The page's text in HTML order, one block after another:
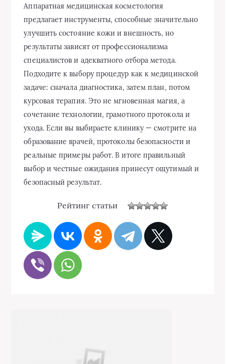
Аппаратная медицинская косметология
предлагает инструменты, способные значительно
улучшить состояние кожи и внешность, но
результаты зависят от профессионализма
специалистов и адекватного отбора метода.
Подходите к выбору процедур как к медицинской
задаче: сначала диагностика, затем план, потом
курсовая терапия. Это не мгновенная магия, а
сочетание технологии, грамотного протокола и
ухода. Если вы выбираете клинику — смотрите на
образование врачей, протоколы безопасности и
реальные примеры работ. В итоге правильный
выбор и честные ожидания принесут ощутимый и
безопасный результат.
Рейтинг статьи